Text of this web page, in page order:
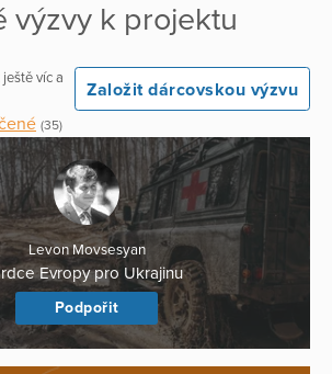
výzvy k projektu
víc a
Založit dárcovskou výzvu
(35)
Levon Movsesyan
Evropy pro Ukrajinu
Podpořit